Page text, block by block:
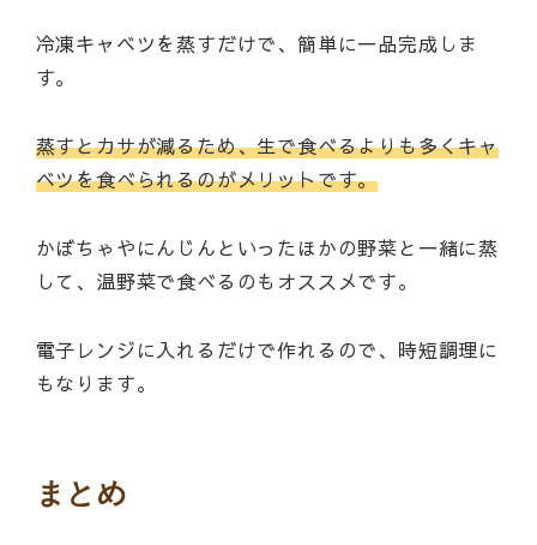
冷凍キャベツを蒸すだけで、簡単に一品完成しま
す。
蒸すとカサが減るため、生で食べるよりも多くキャ
ベツを食べられるのがメリットです。
かぼちゃやにんじんといったほかの野菜と一緒に蒸
して、温野菜で食べるのもオススメです。
電子レンジに入れるだけで作れるので、時短調理に
もなります。
まとめ